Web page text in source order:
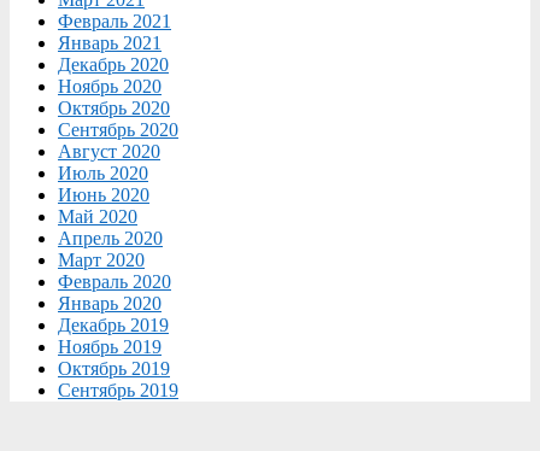
Февраль 2021
Январь 2021
Декабрь 2020
Ноябрь 2020
Октябрь 2020
Сентябрь 2020
Август 2020
Июль 2020
Июнь 2020
Май 2020
Апрель 2020
Март 2020
Февраль 2020
Январь 2020
Декабрь 2019
Ноябрь 2019
Октябрь 2019
Сентябрь 2019